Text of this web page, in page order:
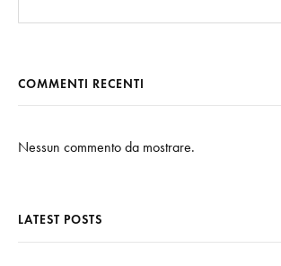
COMMENTI RECENTI
Nessun commento da mostrare.
LATEST POSTS